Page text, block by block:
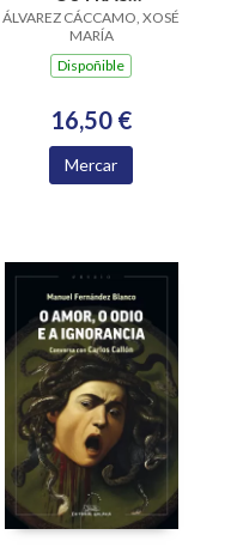
DIMENSIÓNS
ÁLVAREZ CÁCCAMO, XOSÉ
MARÍA
Dispoñible
16,50 €
Mercar